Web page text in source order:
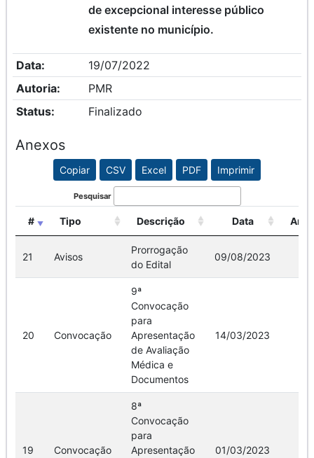
de excepcional interesse público
existente no município.
Data:
19/07/2022
Autoria:
PMR
Status:
Finalizado
Anexos
Copiar CSV Excel PDF Imprimir
Pesquisar
# Tipo Descrição Data
21 Avisos
Prorrogação
do Edital
09/08/2023
20 Convocação
9ª
Convocação
para
Apresentação
de Avaliação
Médica e
Documentos
14/03/2023
19 Convocação
8ª
Convocação
para
Apresentação
01/03/2023